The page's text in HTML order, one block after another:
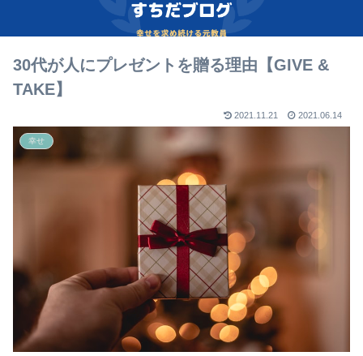
30代が人にプレゼントを贈る理由【GIVE &
TAKE】
2021.11.21 2021.06.14
幸せ